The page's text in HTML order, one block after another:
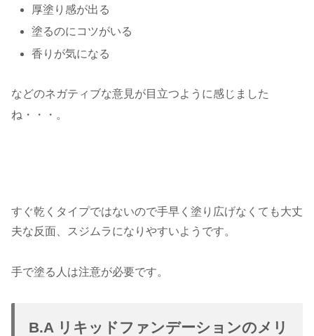
厚塗り感が出る
塗るのにコツがいる
香りが気になる
などのネガティブな意見が目立つように感じました
ね・・・。
すぐ乾くタイプではないので手早く塗り広げなくても大丈
夫な反面、スジムラになりやすいようです。
手で塗る人は注意が必要です。
B.A リキッドファンデーションのメリ